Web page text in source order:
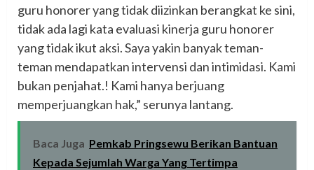
guru honorer yang tidak diizinkan berangkat ke sini,
tidak ada lagi kata evaluasi kinerja guru honorer
yang tidak ikut aksi. Saya yakin banyak teman-
teman mendapatkan intervensi dan intimidasi. Kami
bukan penjahat.! Kami hanya berjuang
memperjuangkan hak,” serunya lantang.
Baca Juga Pemkab Pringsewu Berikan Bantuan
Kepada Sejumlah Warga Yang Tertimpa